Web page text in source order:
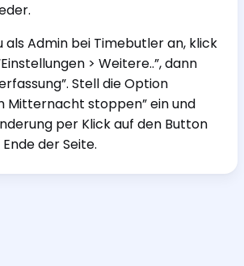
als Admin bei Timebutler an, klick
> Weitere..”, dann
Stell die Option
Mitternacht stoppen” ein und
per Klick auf den Button
der Seite.